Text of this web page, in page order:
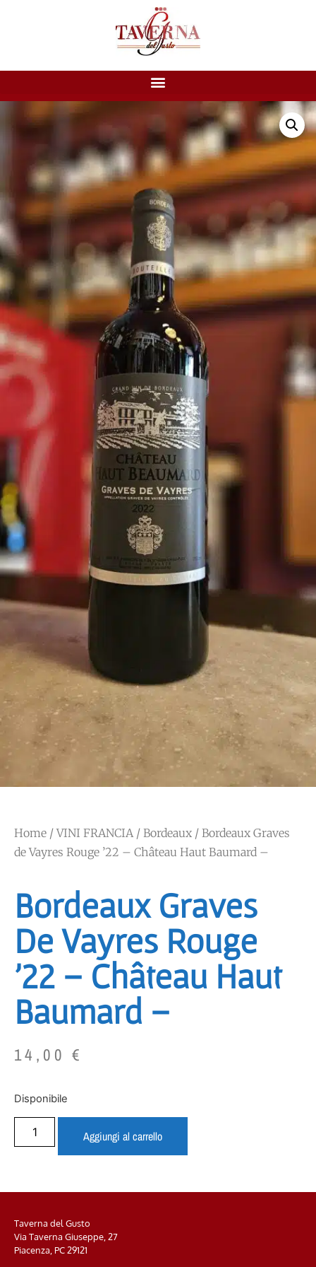
Home /VINI FRANCIA / Bordeaux / Bordeaux Graves
de Vayres Rouge ’22 – Château Haut Baumard –
Bordeaux Graves
De Vayres Rouge
’22 – Château Haut
Baumard –
14,00€
Disponibile
Aggiungi al carrello
Taverna del Gusto
Via Taverna Giuseppe, 27
Piacenza, PC29121